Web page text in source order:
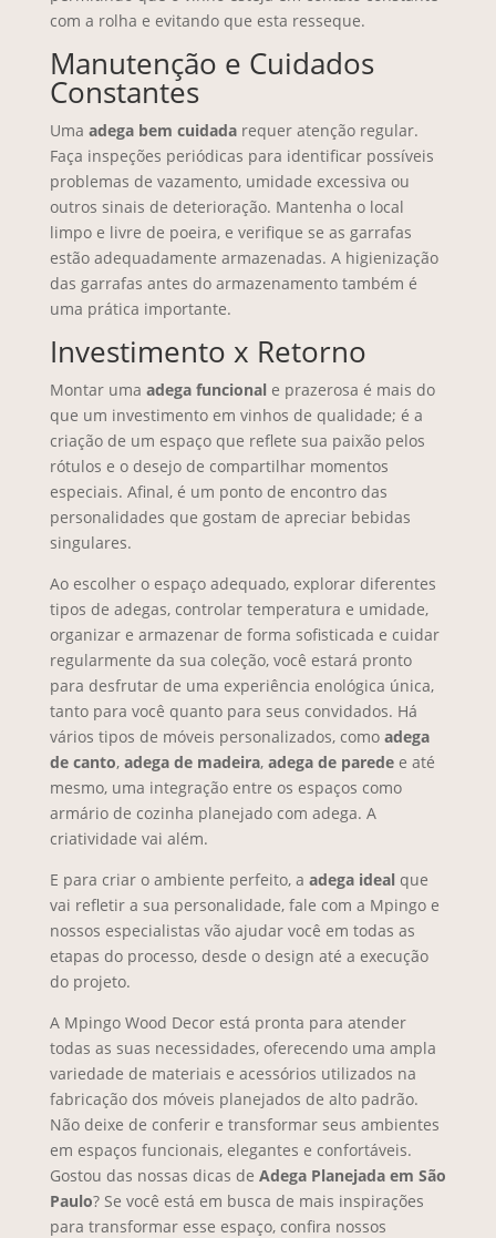
com a rolha e evitando que esta resseque.
Manutenção e Cuidados
Constantes
Uma adega bem cuidadarequer atenção regular.
Faça inspeções periódicas para identificar possíveis
problemas de vazamento, umidade excessiva ou
outros sinais de deterioração. Mantenha o local
limpo e livre de poeira, e verifique se as garrafas
estão adequadamente armazenadas. A higienização
das garrafas antes do armazenamento também é
uma prática importante.
Investimento x Retorno
Montar uma adega funcionale prazerosa é mais do
que um investimento em vinhos de qualidade; é a
criação de um espaço que reflete sua paixão pelos
rótulos e o desejo de compartilhar momentos
especiais. Afinal, é um ponto de encontro das
personalidades que gostam de apreciar bebidas
singulares.
Ao escolher o espaço adequado, explorar diferentes
tipos de adegas, controlar temperatura e umidade,
organizar e armazenar de forma sofisticada e cuidar
regularmente da sua coleção, você estará pronto
para desfrutar de uma experiência enológica única,
tanto para você quanto para seus convidados. Há
vários tipos de móveis personalizados, como adega
de canto, adega de madeira, adega de paredee até
mesmo, uma integração entre os espaços como
armário de cozinha planejado com adega. A
criatividade vai além.
E para criar o ambiente perfeito, a adega idealque
vai refletir a sua personalidade, fale com a Mpingo e
nossos especialistas vão ajudar você em todas as
etapas do processo, desde o design até a execução
do projeto.
A Mpingo Wood Decor está pronta para atender
todas as suas necessidades, oferecendo uma ampla
variedade de materiais e acessórios utilizados na
fabricação dos móveis planejados de alto padrão.
Não deixe de conferir e transformar seus ambientes
em espaços funcionais, elegantes e confortáveis.
Gostou das nossas dicas de Adega Planejada em São
Paulo? Se você está em busca de mais inspirações
para transformar esse espaço, confira nossos